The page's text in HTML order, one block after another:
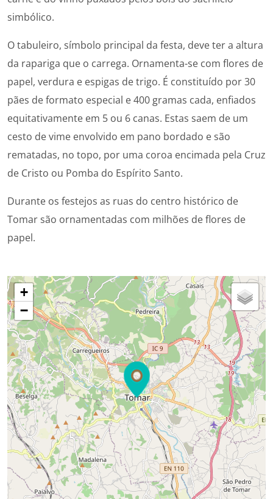
simbólico.
O tabuleiro, símbolo principal da festa, deve ter a altura
da rapariga que o carrega. Ornamenta-se com flores de
papel, verdura e espigas de trigo. É constituído por 30
pães de formato especial e 400 gramas cada, enfiados
equitativamente em 5 ou 6 canas. Estas saem de um
cesto de vime envolvido em pano bordado e são
rematadas, no topo, por uma coroa encimada pela Cruz
de Cristo ou Pomba do Espírito Santo.
Durante os festejos as ruas do centro histórico de
Tomar são ornamentadas com milhões de flores de
papel.
+
−